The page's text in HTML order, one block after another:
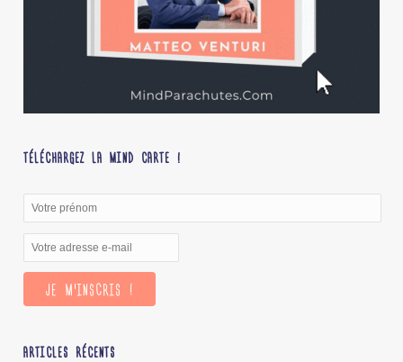
TÉLÉCHARGEZ LA MIND CARTE !
ARTICLES RÉCENTS